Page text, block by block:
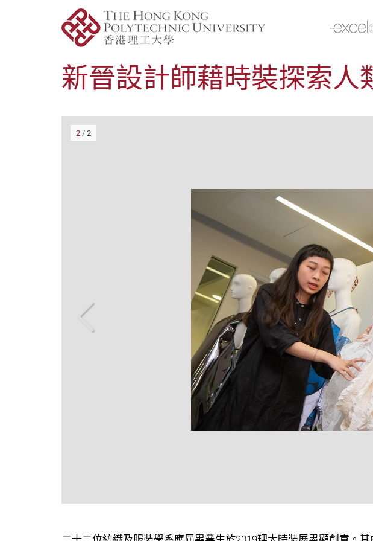
新晉設計師藉時裝探索人
2 / 2